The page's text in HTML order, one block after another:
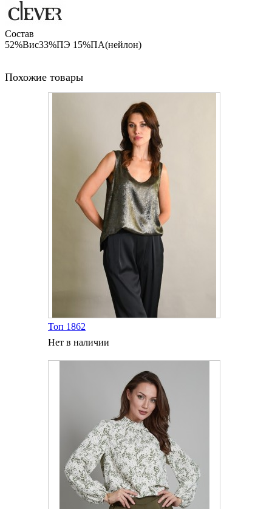
Состав
52%Вис33%ПЭ 15%ПА(нейлон)
Похожие товары
Топ 1862
Нет в наличии